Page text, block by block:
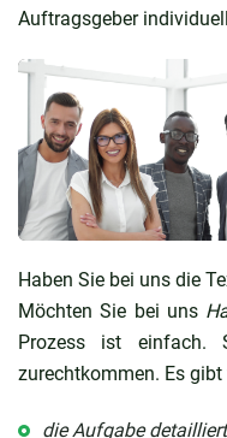
Auftragsgeber
Haben Sie bei uns die
Möchten Sie bei uns
Prozess ist einfach.
zurechtkommen. Es
die Aufgabe